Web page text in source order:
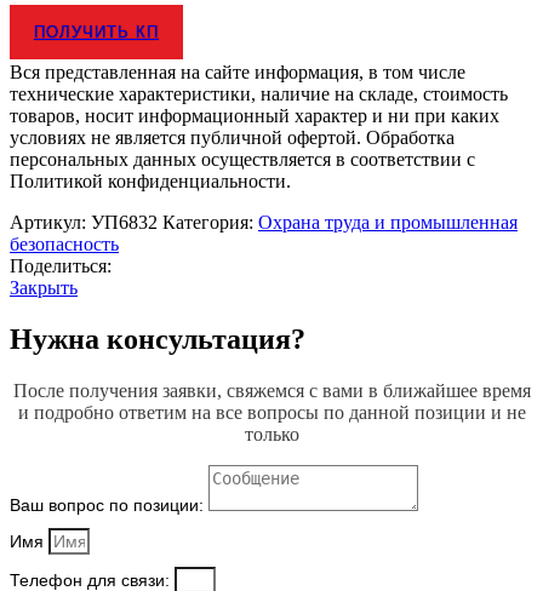
ПОЛУЧИТЬ КП
Вся представленная на сайте информация, в том числе
технические характеристики, наличие на складе, стоимость
товаров, носит информационный характер и ни при каких
условиях не является публичной офертой. Обработка
персональных данных осуществляется в соответствии с
Политикой конфиденциальности.
Артикул: УП6832 Категория: Охрана труда и промышленная
безопасность
Поделиться:
Закрыть
Нужна консультация?
После получения заявки, свяжемся с вами в ближайшее время
и подробно ответим на все вопросы по данной позиции и не
только
Ваш вопрос по позиции:
Имя
Телефон для связи: